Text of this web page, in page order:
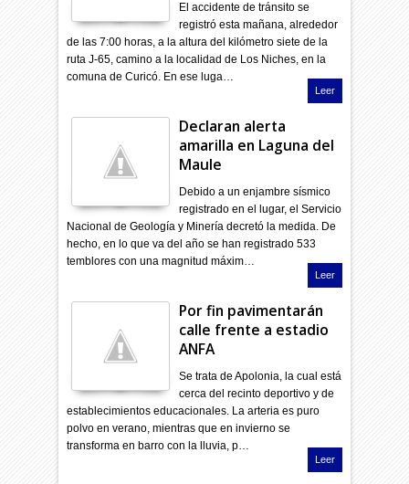
El accidente de tránsito se
registró esta mañana, alrededor
de las 7:00 horas, a la altura del kilómetro siete de la
ruta J-65, camino a la localidad de Los Niches, en la
comuna de Curicó. En ese luga…
Leer
Declaran alerta
amarilla en Laguna del
Maule
Debido a un enjambre sísmico
registrado en el lugar, el Servicio
Nacional de Geología y Minería decretó la medida. De
hecho, en lo que va del año se han registrado 533
temblores con una magnitud máxim…
Leer
Por fin pavimentarán
calle frente a estadio
ANFA
Se trata de Apolonia, la cual está
cerca del recinto deportivo y de
establecimientos educacionales. La arteria es puro
polvo en verano, mientras que en invierno se
transforma en barro con la lluvia, p…
Leer